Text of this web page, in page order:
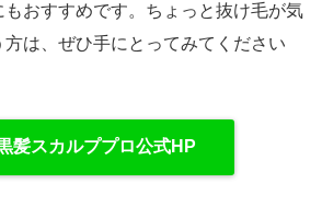
おすすめです。ちょっと抜け毛が気
は、ぜひ手にとってみてください
髪スカルププロ公式HP